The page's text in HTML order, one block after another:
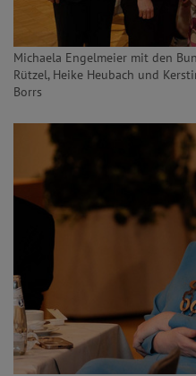
Michaela Engelmeier mit den
Rützel, Heike Heubach und
Borrs